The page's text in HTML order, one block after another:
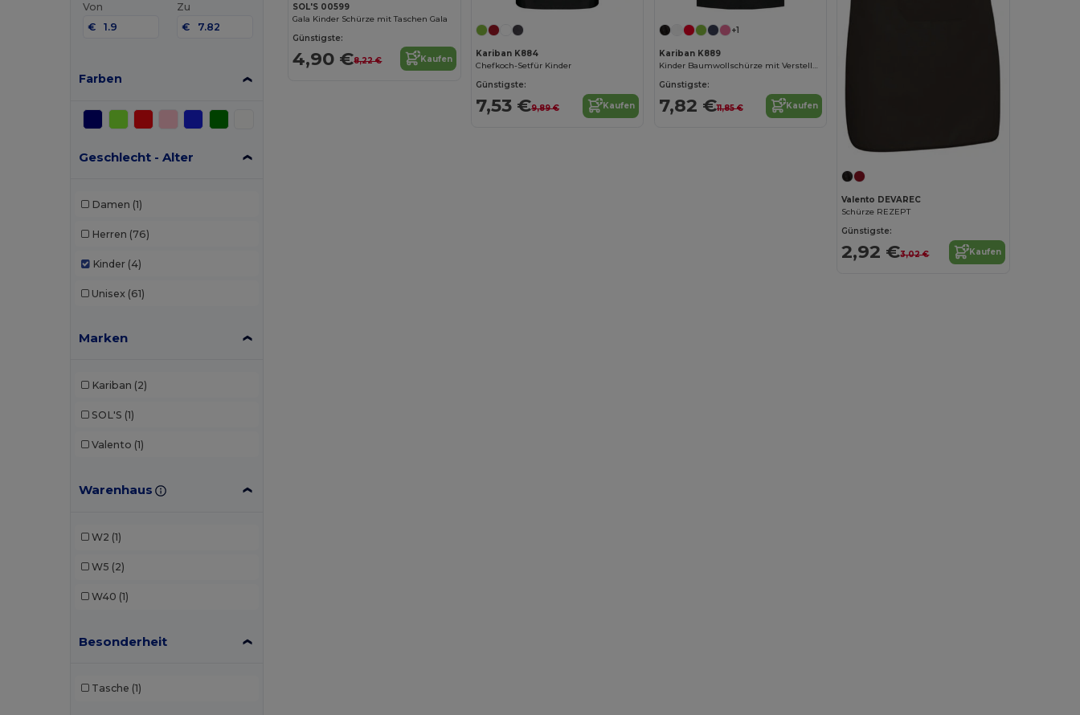
Von
€
Zu
€
Farben
Geschlecht - Alter
Damen (1)
Herren (76)
Kinder (4)
Unisex (61)
Marken
Kariban (2)
SOL'S (1)
Valento (1)
Warenhaus
W2 (1)
W5 (2)
W40 (1)
Besonderheit
Tasche (1)
SOL'S 00599
Gala Kinder Schürze mit Taschen Gala
Günstigste:
4,90 €8,22 € Kaufen
Kariban K884
Chefkoch-Setfür Kinder
Günstigste:
7,53 €9,89 € Kaufen
+1
Kariban K889
Kinder Baumwollschürze mit Verstellbarem Nackengurt
Günstigste:
7,82 €11,85 € Kaufen
Valento DEVAREC
Schürze REZEPT
Günstigste:
2,92 €3,02 € Kaufen